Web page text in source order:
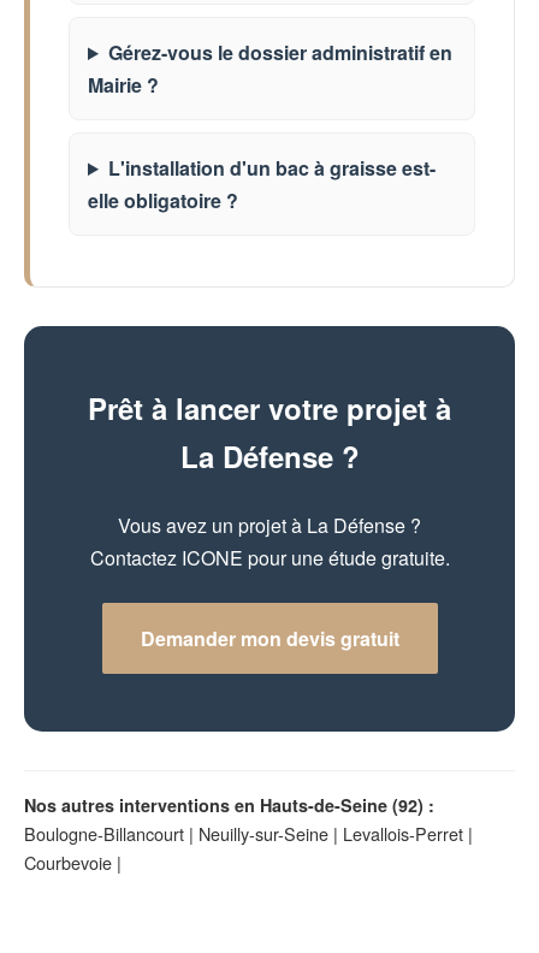
Gérez-vous le dossier administratif en
Mairie ?
L'installation d'un bac à graisse est-
elle obligatoire ?
Prêt à lancer votre projet à
La Défense ?
Vous avez un projet à La Défense ?
Contactez ICONE pour une étude gratuite.
Demander mon devis gratuit
Nos autres interventions en Hauts-de-Seine (92) :
Boulogne-Billancourt | Neuilly-sur-Seine | Levallois-Perret |
Courbevoie |